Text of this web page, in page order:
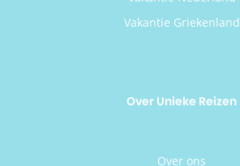
Vakantie Griekenland
Over Unieke Reizen
Over ons